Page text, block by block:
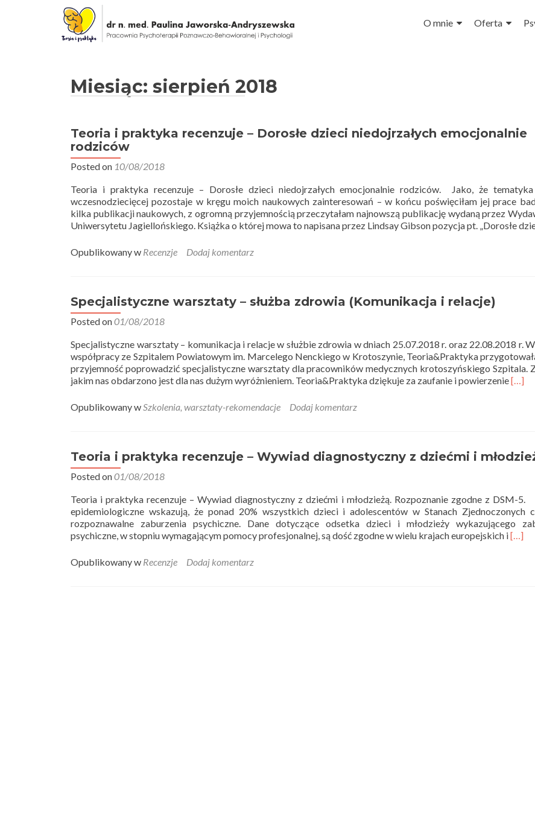
O mnie
Oferta
Miesiąc: sierpień 2018
Teoria i praktyka recenzuje – Dorosłe dzieci niedojrzałych emocjonalnie
rodziców
Posted on 10/08/2018
Teoria i praktyka recenzuje – Dorosłe dzieci niedojrzałych emocjonalnie rodziców. Jako, że
wczesnodziecięcej pozostaje w kręgu moich naukowych zainteresowań – w końcu poświęciłam jej prace
kilka publikacji naukowych, z ogromną przyjemnością przeczytałam najnowszą publikację wydaną przez
Uniwersytetu Jagiellońskiego. Książka o której mowa to napisana przez Lindsay Gibson pozycja pt. „Dorosłe
Opublikowany w Recenzje Dodaj komentarz
Specjalistyczne warsztaty – służba zdrowia (Komunikacja i relacje)
Posted on01/08/2018
Specjalistyczne warsztaty – komunikacja i relacje w służbie zdrowia w dniach 25.07.2018 r. oraz 22.08.2018 r.
współpracy ze Szpitalem Powiatowym im. Marcelego Nenckiego w Krotoszynie, Teoria&Praktyka
przyjemność poprowadzić specjalistyczne warsztaty dla pracowników medycznych krotoszyńskiego Szpitala.
jakim nas obdarzono jest dla nas dużym wyróżnieniem. Teoria&Praktyka dziękuje za zaufanie i powierzenieRead
[…]
Opublikowany wSzkolenia, warsztaty-rekomendacje Dodaj komentarz
Teoria i praktyka recenzuje – Wywiad diagnostyczny z dziećmi i
Posted on01/08/2018
Teoria i praktyka recenzuje – Wywiad diagnostyczny z dziećmi i młodzieżą. Rozpoznanie zgodne z DSM-5.
epidemiologiczne wskazują, że ponad 20% wszystkich dzieci i adolescentów w Stanach Zjednoczonych
rozpoznawalne zaburzenia psychiczne. Dane dotyczące odsetka dzieci i młodzieży wykazującego
psychiczne, w stopniu wymagającym pomocy profesjonalnej, są dość zgodne w wielu krajach europejskich iRead
[…]
Opublikowany w Recenzje Dodaj komentarz